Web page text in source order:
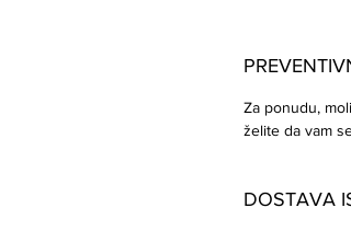
Za ponudu,
želite da vam
DOSTAVA